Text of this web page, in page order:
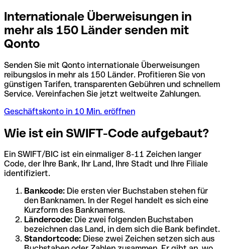
Internationale Überweisungen in
mehr als 150 Länder senden mit
Qonto
Senden Sie mit Qonto internationale Überweisungen
reibungslos in mehr als 150 Länder. Profitieren Sie von
günstigen Tarifen, transparenten Gebühren und schnellem
Service. Vereinfachen Sie jetzt weltweite Zahlungen.
Geschäftskonto in 10 Min. eröffnen
Wie ist ein SWIFT-Code aufgebaut?
Ein SWIFT/BIC ist ein einmaliger 8-11 Zeichen langer
Code, der Ihre Bank, Ihr Land, Ihre Stadt und Ihre Filiale
identifiziert.
Bankcode: Die ersten vier Buchstaben stehen für
den Banknamen. In der Regel handelt es sich eine
Kurzform des Banknamens.
Ländercode: Die zwei folgenden Buchstaben
bezeichnen das Land, in dem sich die Bank befindet.
Standortcode: Diese zwei Zeichen setzen sich aus